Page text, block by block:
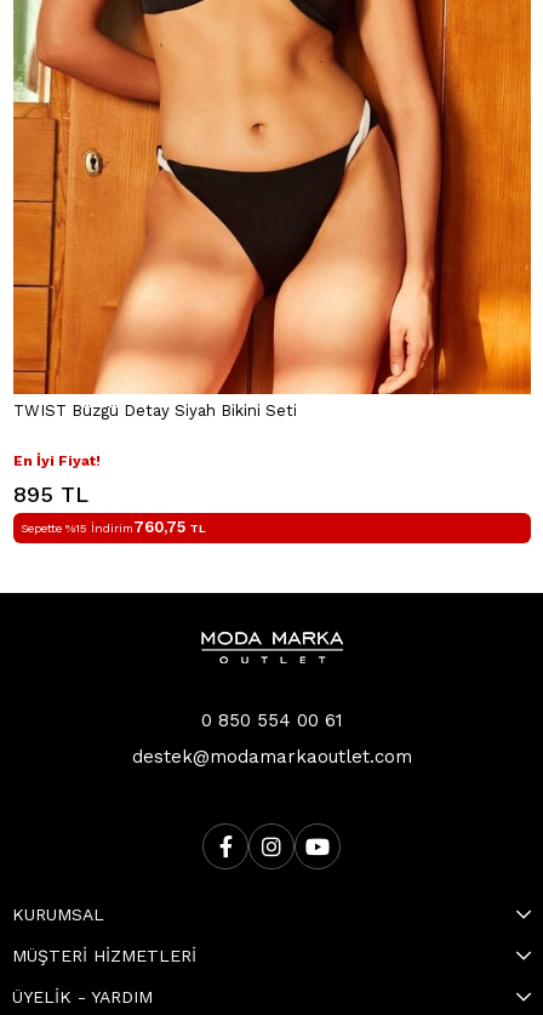
TWIST Büzgü Detay Siyah Bikini Seti
En İyi Fiyat!
895 TL
Sepette %15 İndirim760,75 TL
0 850 554 00 61
destek@modamarkaoutlet.com
KURUMSAL
MÜŞTERİ HİZMETLERİ
ÜYELİK - YARDIM